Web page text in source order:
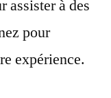
assister à des
pour
expérience.